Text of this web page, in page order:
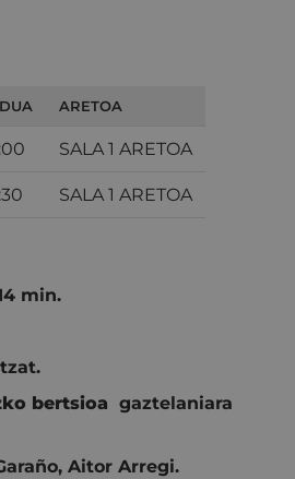
ARETOA
SALA 1 ARETOA
SALA 1 ARETOA
min.
bertsioa gaztelaniara
, Aitor Arregi.